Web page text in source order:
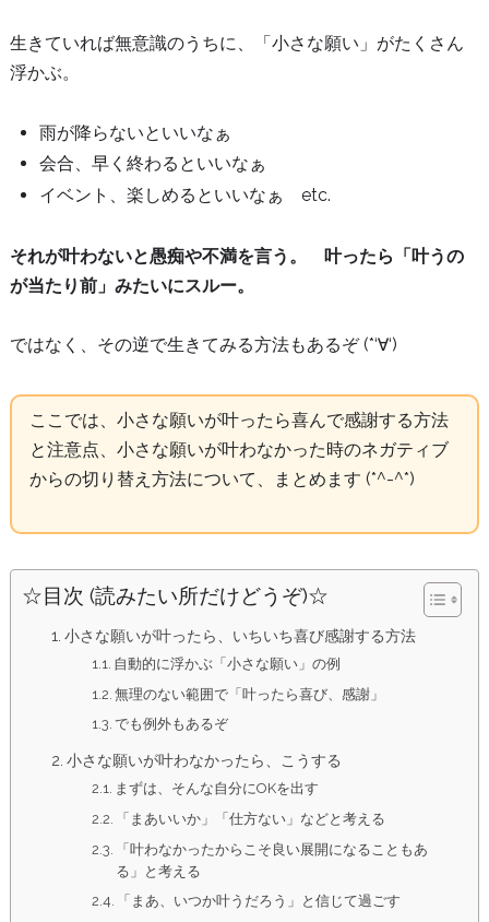
生きていれば無意識のうちに、「小さな願い」がたくさん
浮かぶ。
雨が降らないといいなぁ
会合、早く終わるといいなぁ
イベント、楽しめるといいなぁ etc.
それが叶わないと愚痴や不満を言う。 叶ったら「叶うの
が当たり前」みたいにスルー。
ではなく、その逆で生きてみる方法もあるぞ (*‘∀‘)
ここでは、小さな願いが叶ったら喜んで感謝する方法
と注意点、小さな願いが叶わなかった時のネガティブ
からの切り替え方法について、まとめます (*^-^*)
☆目次 (読みたい所だけどうぞ)☆
小さな願いが叶ったら、いちいち喜び感謝する方法
自動的に浮かぶ「小さな願い」の例
無理のない範囲で「叶ったら喜び、感謝」
でも例外もあるぞ
小さな願いが叶わなかったら、こうする
まずは、そんな自分にOKを出す
「まあいいか」「仕方ない」などと考える
「叶わなかったからこそ良い展開になることもあ
る」と考える
「まあ、いつか叶うだろう」と信じて過ごす